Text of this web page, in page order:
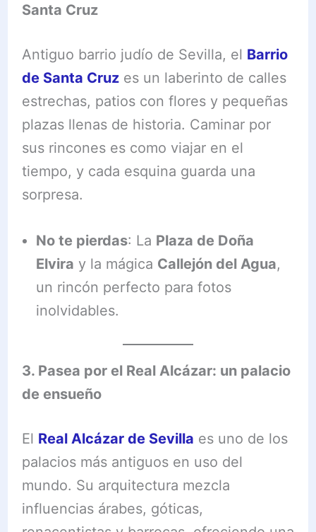
Santa Cruz
Antiguo barrio judío de Sevilla, el Barrio
de Santa Cruzes un laberinto de calles
estrechas, patios con flores y pequeñas
plazas llenas de historia. Caminar por
sus rincones es como viajar en el
tiempo, y cada esquina guarda una
sorpresa.
No te pierdas: La Plaza de Doña
Elvira y la mágica Callejón del Agua,
un rincón perfecto para fotos
inolvidables.
3. Pasea por el Real Alcázar: un palacio
de ensueño
El Real Alcázar de Sevilla es uno de los
palacios más antiguos en uso del
mundo. Su arquitectura mezcla
influencias árabes, góticas,